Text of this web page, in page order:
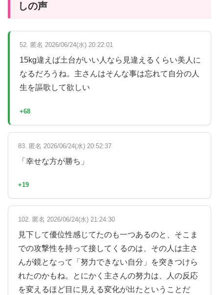
しの声
52. 匿名 2026/06/24(水) 20:22:01
15kg違えば土台がいい人なら見違えるくらい美人に
なるだろうね。主さんはそんな事は忘れて自分の人
生を謳歌して欲しい
+68
83. 匿名 2026/06/24(水) 20:52:37
「幸せな方が勝ち」
+19
102. 匿名 2026/06/24(水) 21:24:30
見下して優位性感じてたのも一つあるのと、そこま
での攻撃性を持って接してくるのは、その人は主さ
んが鏡となって「努力できない自分」を突きつけら
れたのかもね。とにかく主さんの努力は、人の反応
を変えるほど目に見える変化が出たということだ